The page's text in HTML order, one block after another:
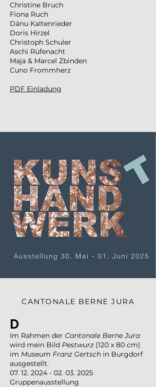
Christine Bruch
Fiona Ruch
Dänu Kaltenrieder
Doris Hirzel
Christoph Schuler
Aschi Rüfenacht
Maja & Marcel Zbinden
Cuno Frommherz
PDF Einladung
CANTONALE BERNE JURA
D
Im Rahmen der Cantonale Berne Jura
wird mein Bild Pestwurz (120 x 80 cm)
im Museum Franz Gertsch in Burgdorf
ausgestellt.
07. 12. 2024 - 02. 03. 2025
Gruppenausstellung